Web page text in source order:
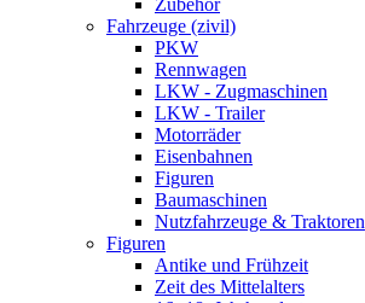
Zubehör
Fahrzeuge (zivil)
PKW
Rennwagen
LKW - Zugmaschinen
LKW - Trailer
Motorräder
Eisenbahnen
Figuren
Baumaschinen
Nutzfahrzeuge & Traktoren
Figuren
Antike und Frühzeit
Zeit des Mittelalters